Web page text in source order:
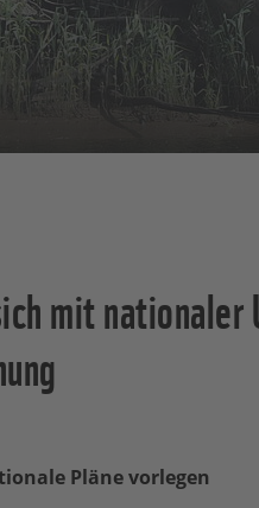
mit nationaler
Pläne vorlegen